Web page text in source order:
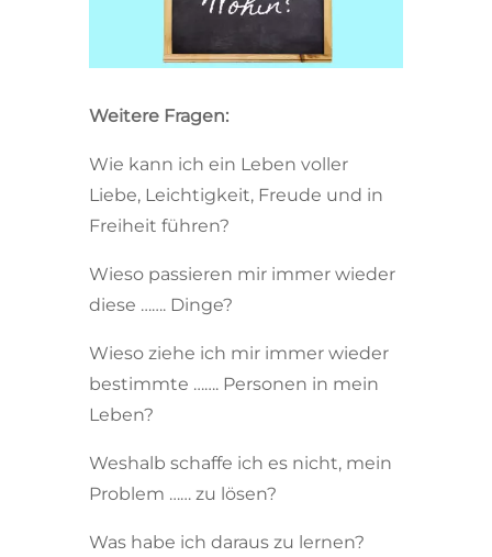
Weitere Fragen:
Wie kann ich ein Leben voller
Liebe, Leichtigkeit, Freude und in
Freiheit führen?
Wieso passieren mir immer wieder
diese ……. Dinge?
Wieso ziehe ich mir immer wieder
bestimmte ……. Personen in mein
Leben?
Weshalb schaffe ich es nicht, mein
Problem …… zu lösen?
Was habe ich daraus zu lernen?